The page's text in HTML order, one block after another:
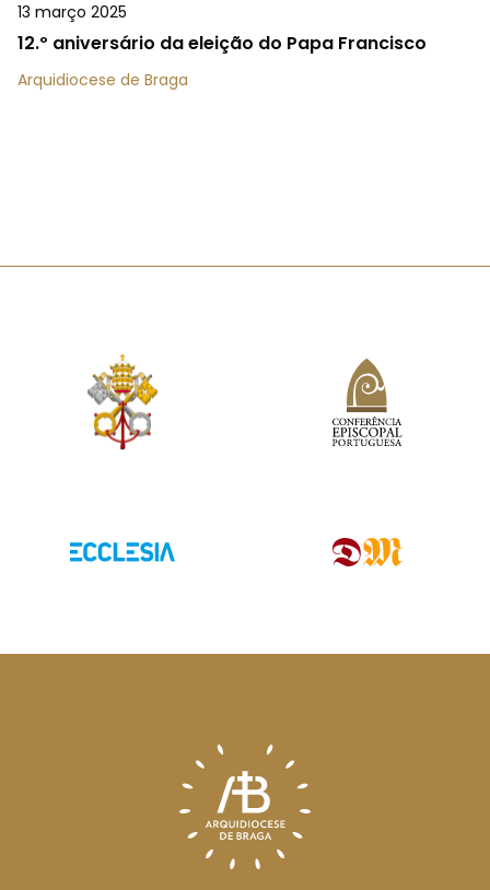
13 março 2025
12.º aniversário da eleição do Papa Francisco
Arquidiocese de Braga